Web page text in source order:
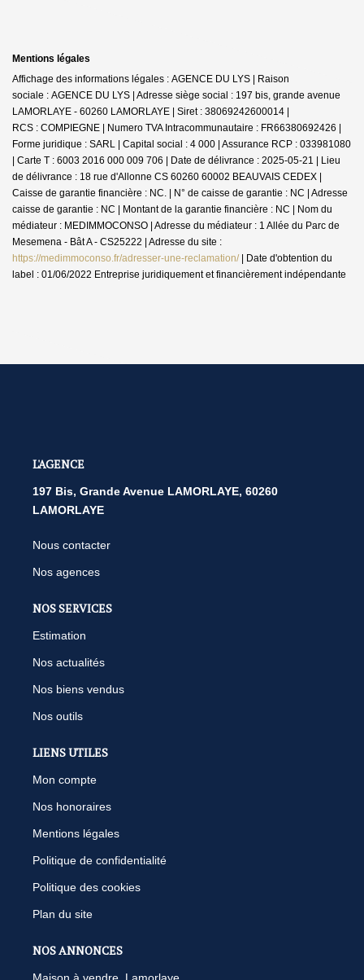
Mentions légales
Affichage des informations légales : AGENCE DU LYS | Raison
sociale : AGENCE DU LYS | Adresse siège social : 197 bis, grande avenue
LAMORLAYE - 60260 LAMORLAYE | Siret : 38069242600014 |
RCS : COMPIEGNE | Numero TVA Intracommunautaire : FR66380692426 |
Forme juridique : SARL | Capital social : 4 000 | Assurance RCP : 033981080
| Carte T : 6003 2016 000 009 706 | Date de délivrance : 2025-05-21 | Lieu
de délivrance : 18 rue d'Allonne CS 60260 60002 BEAUVAIS CEDEX |
Caisse de garantie financière : NC. | N° de caisse de garantie : NC | Adresse
caisse de garantie : NC | Montant de la garantie financière : NC | Nom du
médiateur : MEDIMMOCONSO | Adresse du médiateur : 1 Allée du Parc de
Mesemena - Bât A - CS25222 | Adresse du site :
https://medimmoconso.fr/adresser-une-reclamation/| Date d'obtention du
label : 01/06/2022 Entreprise juridiquement et financièrement indépendante
L'AGENCE
197 Bis, Grande Avenue LAMORLAYE, 60260
LAMORLAYE
Nous contacter
Nos agences
NOS SERVICES
Estimation
Nos actualités
Nos biens vendus
Nos outils
LIENS UTILES
Mon compte
Nos honoraires
Mentions légales
Politique de confidentialité
Politique des cookies
Plan du site
NOS ANNONCES
Maison à vendre, Lamorlaye